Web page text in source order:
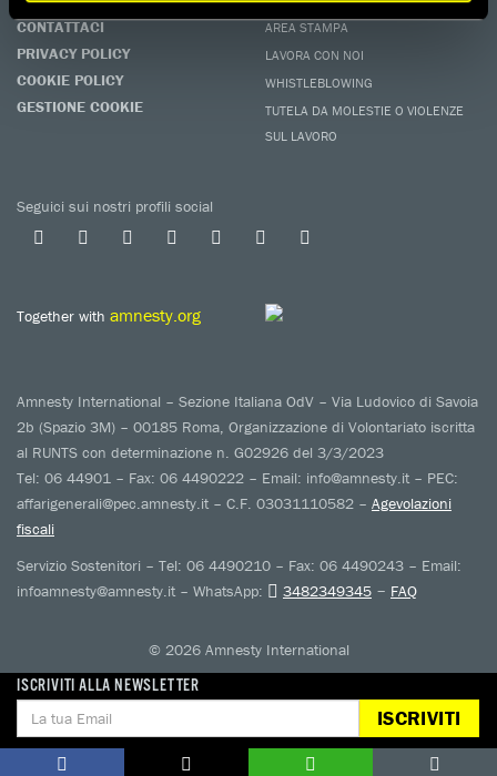
ISCRIVITI ALLA NEWSLETTER
ISCRIVITI
CONTATTACI
PRIVACY POLICY
COOKIE POLICY
GESTIONE COOKIE
AREA STAMPA
LAVORA CON NOI
WHISTLEBLOWING
TUTELA DA MOLESTIE O VIOLENZE
SUL LAVORO
Seguici sui nostri profili social
Together with amnesty.org
Amnesty International – Sezione Italiana OdV – Via Ludovico di Savoia
2b (Spazio 3M) – 00185 Roma, Organizzazione di Volontariato iscritta
al RUNTS con determinazione n. G02926 del 3/3/2023
Tel: 06 44901 – Fax: 06 4490222 – Email: info@amnesty.it – PEC:
affarigenerali@pec.amnesty.it – C.F. 03031110582 – Agevolazioni
fiscali
Servizio Sostenitori – Tel: 06 4490210 – Fax: 06 4490243 – Email:
infoamnesty@amnesty.it – WhatsApp:
3482349345 – FAQ
© 2026 Amnesty International